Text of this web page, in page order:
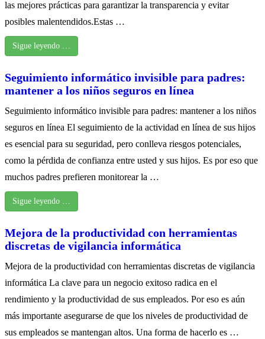
las mejores prácticas para garantizar la transparencia y evitar
posibles malentendidos.Estas …
Sigue leyendo …
Seguimiento informático invisible para padres:
mantener a los niños seguros en línea
Seguimiento informático invisible para padres: mantener a los niños
seguros en línea El seguimiento de la actividad en línea de sus hijos
es esencial para su seguridad, pero conlleva riesgos potenciales,
como la pérdida de confianza entre usted y sus hijos. Es por eso que
muchos padres prefieren monitorear la …
Sigue leyendo …
Mejora de la productividad con herramientas
discretas de vigilancia informática
Mejora de la productividad con herramientas discretas de vigilancia
informática La clave para un negocio exitoso radica en el
rendimiento y la productividad de sus empleados. Por eso es aún
más importante asegurarse de que los niveles de productividad de
sus empleados se mantengan altos. Una forma de hacerlo es …